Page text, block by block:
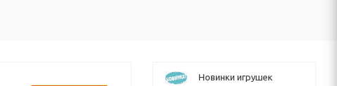
Новинки игрушек